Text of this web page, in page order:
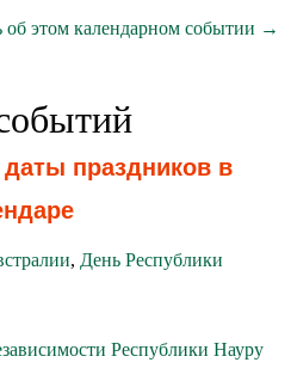
этом календарном событии →
праздников в
, День Республики
Республики Науру